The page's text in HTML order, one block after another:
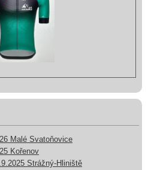
Malé Svatoňovice
Kořenov
Strážný-Hliniště